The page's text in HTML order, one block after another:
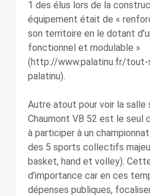
1 des élus lors de la
équipement était de «
son territoire en le dotant
fonctionnel et modulable »
(http://www.palatinu.fr/tout-
palatinu).
Autre atout pour voir la salle
Chaumont VB 52 est le seul
à participer à un
des 5 sports collectifs
basket, hand et volley).
d’importance car en ces
dépenses publiques,